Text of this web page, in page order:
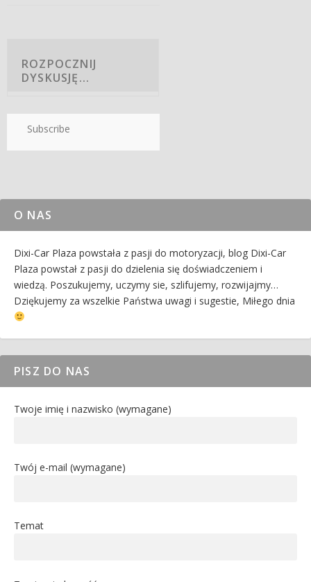
Subscribe
O NAS
Dixi-Car Plaza powstała z pasji do motoryzacji, blog Dixi-Car
Plaza powstał z pasji do dzielenia się doświadczeniem i
wiedzą. Poszukujemy, uczymy sie, szlifujemy, rozwijajmy…
Dziękujemy za wszelkie Państwa uwagi i sugestie, Miłego dnia
PISZ DO NAS
Twoje imię i nazwisko (wymagane)
Twój e-mail (wymagane)
Temat